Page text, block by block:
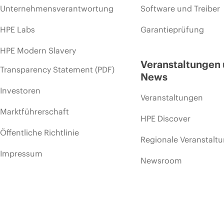
Unternehmensverantwortung
HPE Labs
HPE Modern Slavery
Transparency Statement (PDF)
Investoren
Marktführerschaft
Öffentliche Richtlinie
Impressum
Software und Treiber
Garantieprüfung
Veranstaltungen
News
Veranstaltungen
HPE Discover
Regionale
Newsroom